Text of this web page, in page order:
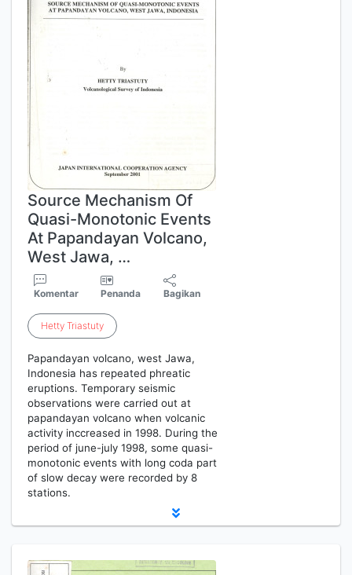
Source Mechanism Of
Quasi-Monotonic Events
At Papandayan Volcano,
West Jawa, …
Komentar Penanda Bagikan
Hetty Triastuty
Papandayan volcano, west Jawa,
Indonesia has repeated phreatic
eruptions. Temporary seismic
observations were carried out at
papandayan volcano when volcanic
activity inccreased in 1998. During the
period of june-july 1998, some quasi-
monotonic events with long coda part
of slow decay were recorded by 8
stations.